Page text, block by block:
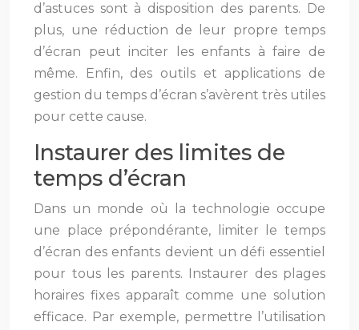
d’astuces sont à disposition des parents. De
plus, une réduction de leur propre temps
d’écran peut inciter les enfants à faire de
même. Enfin, des outils et applications de
gestion du temps d’écran s’avèrent très utiles
pour cette cause.
Instaurer des limites de
temps d’écran
Dans un monde où la technologie occupe
une place prépondérante, limiter le temps
d’écran des enfants devient un défi essentiel
pour tous les parents. Instaurer des plages
horaires fixes apparaît comme une solution
efficace. Par exemple, permettre l’utilisation